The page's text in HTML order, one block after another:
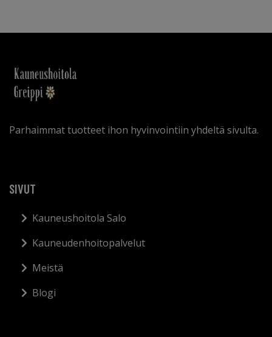
Parhaimmat tuotteet ihon hyvinvointiin yhdeltä sivulta.
SIVUT
Kauneushoitola Salo
Kauneudenhoitopalvelut
Meistä
Blogi